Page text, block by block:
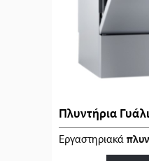
, κατάλληλοι �…
Πλυντήρια
Εργαστηριακά